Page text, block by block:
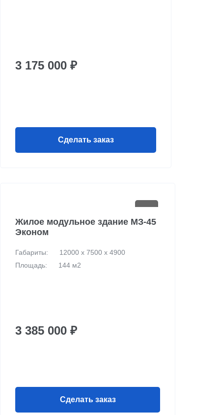
3 175 000 ₽
Сделать заказ
Жилое модульное здание МЗ-45
Эконом
Габариты:
12000 х 7500 х 4900
Площадь:
144 м2
3 385 000 ₽
Сделать заказ